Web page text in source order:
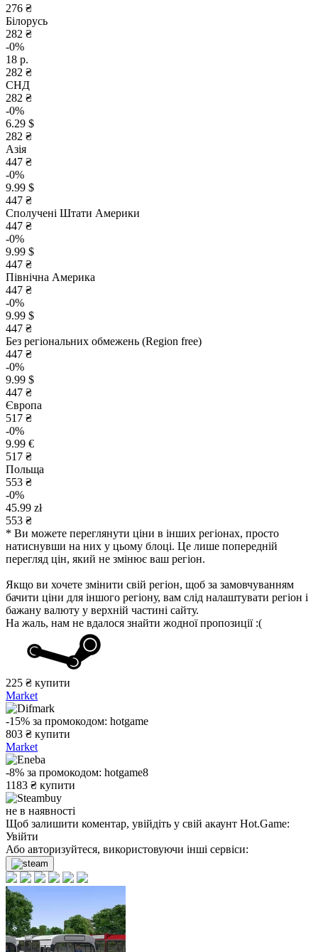
276 ₴
Білорусь
282 ₴
-0%
18 р.
282 ₴
СНД
282 ₴
-0%
6.29 $
282 ₴
Азія
447 ₴
-0%
9.99 $
447 ₴
Сполучені Штати Америки
447 ₴
-0%
9.99 $
447 ₴
Північна Америка
447 ₴
-0%
9.99 $
447 ₴
Без регіональних обмежень (Region free)
447 ₴
-0%
9.99 $
447 ₴
Європа
517 ₴
-0%
9.99 €
517 ₴
Польща
553 ₴
-0%
45.99 zł
553 ₴
* Ви можете переглянути ціни в інших регіонах, просто
натиснувши на них у цьому блоці. Це лише попередній
перегляд цін, який не змінює ваш регіон.
Якщо ви хочете змінити свій регіон, щоб за замовчуванням
бачити ціни для іншого регіону, вам слід налаштувати регіон і
бажану валюту у верхній частині сайту.
На жаль, нам не вдалося знайти жодної пропозиції :(
225 ₴ купити
Market
-15% за промокодом: hotgame
803 ₴ купити
Market
-8% за промокодом: hotgame8
1183 ₴ купити
не в наявності
Щоб залишити коментар, увійдіть у свій акаунт Hot.Game:
Увійти
Або авторизуйтеся, використовуючи інші сервіси: